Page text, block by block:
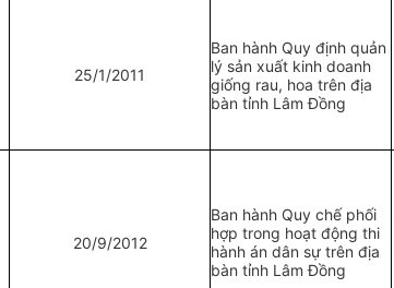
25/1/2011
Ban hành Quy định quản
lý sản xuất kinh doanh
giống rau, hoa trên địa
bàn tỉnh Lâm Đồng
20/9/2012
Ban hành Quy chế phối
hợp trong hoạt động thi
hành án dân sự trên địa
bàn tỉnh Lâm Đồng